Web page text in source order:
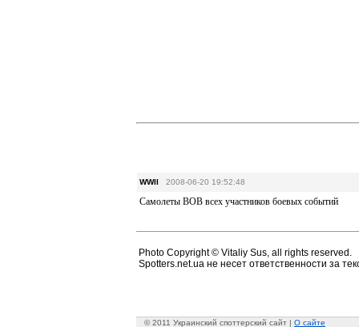
WWII 2008-06-20 19:52:48
Самолеты ВОВ всех участников боевых событий
Photo Copyright © Vitaliy Sus, all rights reserved.
Spotters.net.ua не несет ответственности за
© 2011 Украинский споттерский сайт | О сайте